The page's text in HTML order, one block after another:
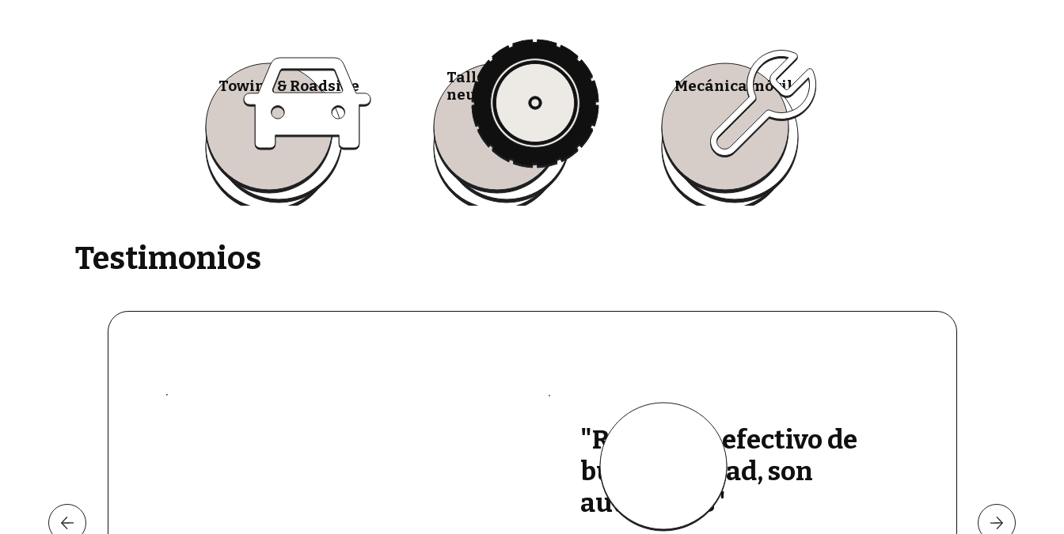
Towing & Roadside
Talleres de
neumáticos móviles
Mecánica móvil
Testimonios
"Retiros de efectivo de
buena calidad, son
auténticos"